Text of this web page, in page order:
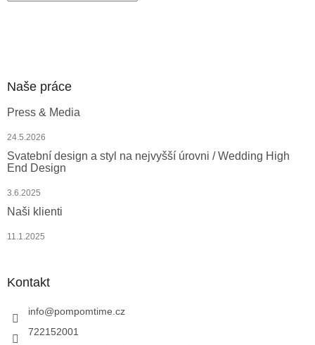
Naše práce
Press & Media
24.5.2026
Svatební design a styl na nejvyšší úrovni / Wedding High
End Design
3.6.2025
Naši klienti
11.1.2025
Kontakt
info@pompomtime.cz
722152001